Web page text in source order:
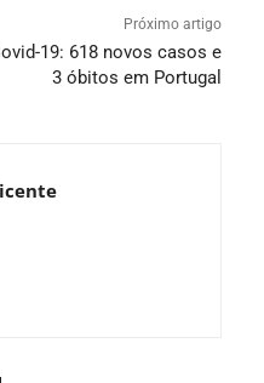
Próximo artigo
19: 618 novos casos e
3 óbitos em Portugal